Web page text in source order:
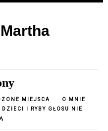
MIEJSCA
O MNIE
DZIECI I RYBY GŁOSU NIE